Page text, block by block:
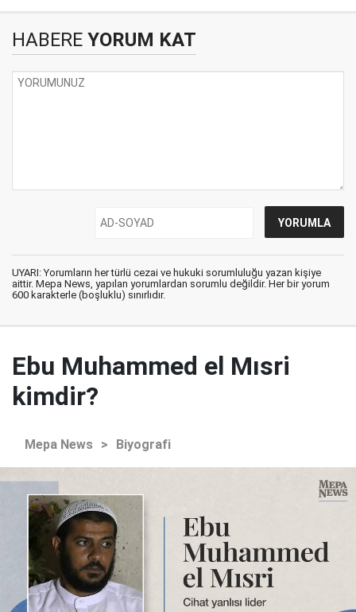
HABERE YORUM KAT
UYARI: Yorumların her türlü cezai ve hukuki sorumluluğu yazan kişiye
aittir. Mepa News, yapılan yorumlardan sorumlu değildir. Her bir yorum
600 karakterle (boşluklu) sınırlıdır.
Ebu Muhammed el Mısri
kimdir?
Mepa News > Biyografi